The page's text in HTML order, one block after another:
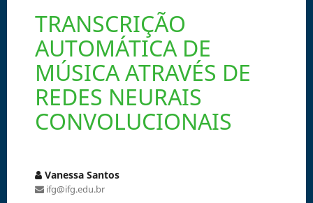
TRANSCRIÇÃO
AUTOMÁTICA DE
MÚSICA ATRAVÉS DE
REDES NEURAIS
CONVOLUCIONAIS
Vanessa Santos
ifg@ifg.edu.br